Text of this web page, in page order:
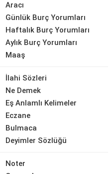
Aracı
Günlük Burç Yorumları
Haftalık Burç Yorumları
Aylık Burç Yorumları
Maaş
İlahi Sözleri
Ne Demek
Eş Anlamlı Kelimeler
Eczane
Bulmaca
Deyimler Sözlüğü
Noter